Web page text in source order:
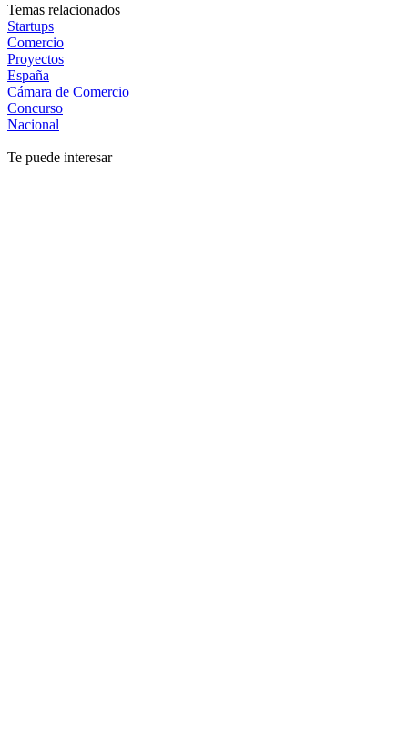
Temas relacionados
Startups
Comercio
Proyectos
España
Cámara de Comercio
Concurso
Nacional
Te puede interesar